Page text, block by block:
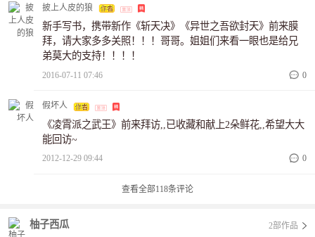
披上人皮的狼
新手写书，携带新作《斩天决》《异世之吾欲封天》前来膜
拜，请大家多多关照！！！哥哥。姐姐们来看一眼也是给兄
弟莫大的支持！！！！
2016-07-11 07:46 0
假坏人
《凌霄派之武王》前来拜访,,已收藏和献上2朵鲜花,,希望大大
能回访~
2012-12-29 09:44 0
查看全部118条评论
柚子西瓜 2部作品